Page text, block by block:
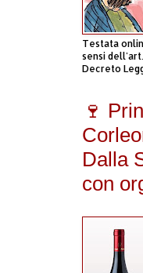
Testata
sensi
Decreto
🍷
Dalla
con